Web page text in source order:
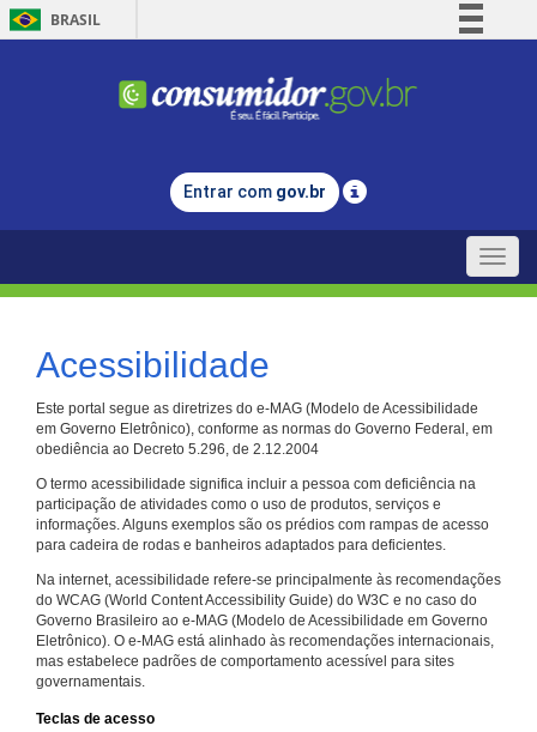
BRASIL
Comunica BR
Legislação
Entrar com gov.br
Toggle
Acessibilidade
Este portal segue as diretrizes do e-MAG (Modelo de Acessibilidade
em Governo Eletrônico), conforme as normas do Governo Federal, em
obediência ao Decreto 5.296, de 2.12.2004
O termo acessibilidade significa incluir a pessoa com deficiência na
participação de atividades como o uso de produtos, serviços e
informações. Alguns exemplos são os prédios com rampas de acesso
para cadeira de rodas e banheiros adaptados para deficientes.
Na internet, acessibilidade refere-se principalmente às recomendações
do WCAG (World Content Accessibility Guide) do W3C e no caso do
Governo Brasileiro ao e-MAG (Modelo de Acessibilidade em Governo
Eletrônico). O e-MAG está alinhado às recomendações internacionais,
mas estabelece padrões de comportamento acessível para sites
governamentais.
Teclas de acesso